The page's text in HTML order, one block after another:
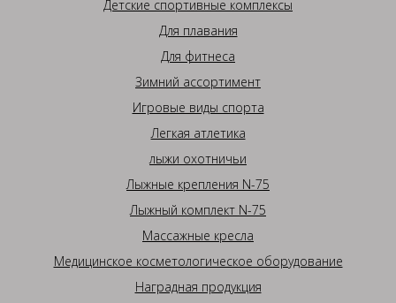
Детские спортивные комплексы
Для плавания
Для фитнеса
Зимний ассортимент
Игровые виды спорта
Легкая атлетика
лыжи охотничьи
Лыжные крепления N-75
Лыжный комплект N-75
Массажные кресла
Медицинское косметологическое оборудование
Наградная продукция